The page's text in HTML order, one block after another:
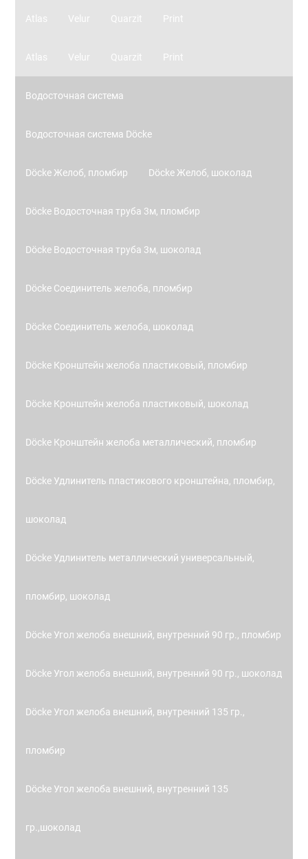
Atlas
Atlas
Velur
Velur
Quarzit
Quarzit
Print
Print
Водосточная система
Водосточная система Döcke
Döcke Желоб, пломбир Döcke Желоб, шоколад
Döcke Водосточная труба 3м, пломбир
Döcke Водосточная труба 3м, шоколад
Döcke Соединитель желоба, пломбир
Döcke Соединитель желоба, шоколад
Döcke Кронштейн желоба пластиковый, пломбир
Döcke Кронштейн желоба пластиковый, шоколад
Döcke Кронштейн желоба металлический, пломбир
Döcke Удлинитель пластикового кронштейна, пломбир,
шоколад
Döcke Удлинитель металлический универсальный,
пломбир, шоколад
Döcke Угол желоба внешний, внутренний 90 гр., пломбир
Döcke Угол желоба внешний, внутренний 90 гр., шоколад
Döcke Угол желоба внешний, внутренний 135 гр.,
пломбир
Döcke Угол желоба внешний, внутренний 135
гр.,шоколад